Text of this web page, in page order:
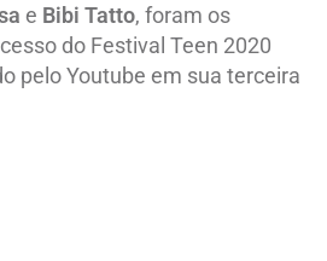
e Bibi Tatto, foram os
do Festival Teen 2020
pelo Youtube em sua terceira